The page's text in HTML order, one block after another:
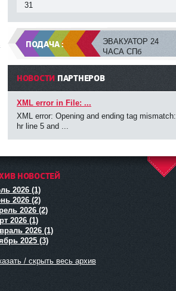
31
ЭВАКУАТОР 24
ЧАСА СПб
ПОДАЧА :
НОВОСТИ ПАРТНЕРОВ
XML error in File: ...
XML error: Opening and ending tag mismatch:
hr line 5 and ...
НОВОСТЕЙ
2026 (1)
2026 (2)
2026 (2)
2026 (1)
2026 (1)
2025 (3)
/ скрыть весь архив